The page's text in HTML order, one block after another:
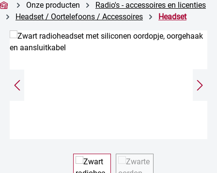
Onze producten
Radio's - accessoires en licenties
Headset / Oortelefoons / Accessoires
Headset
Afbeeldingengalerij overslaan